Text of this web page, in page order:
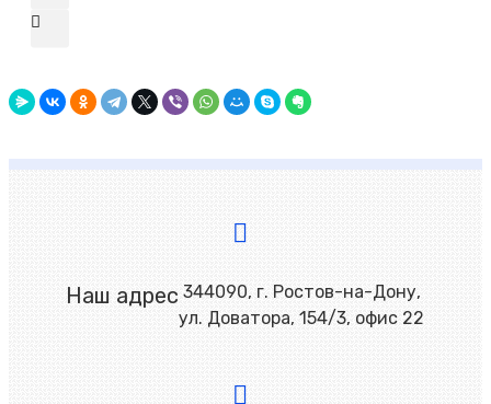
Наш адрес 344090, г. Ростов-на-Дону,
ул. Доватора, 154/3, офис 22